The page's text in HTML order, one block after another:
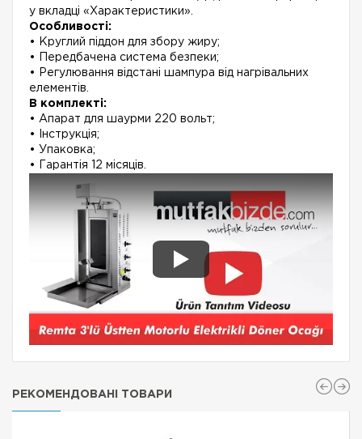
у вкладці «Характеристики».
Особливості:
• Круглий піддон для збору жиру;
• Передбачена система безпеки;
• Регулювання відстані шампура від нагрівальних
елементів.
В комплекті:
• Апарат для шаурми 220 вольт;
• Інструкція;
• Упаковка;
• Гарантія 12 місяців.
РЕКОМЕНДОВАНІ ТОВАРИ